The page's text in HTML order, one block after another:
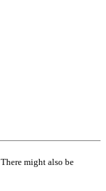
. There might also be